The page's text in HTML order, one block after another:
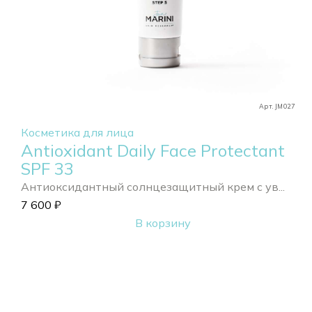
Арт. JM027
Косметика для лица
Antioxidant Daily Face Protectant
SPF 33
Антиоксидантный солнцезащитный крем с ув...
7 600 ₽
В корзину